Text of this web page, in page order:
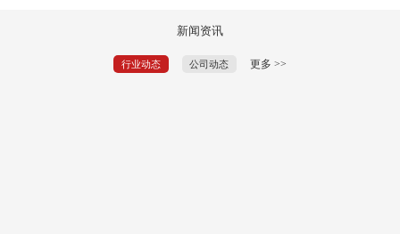
新闻资讯
行业动态 公司动态 更多 >>